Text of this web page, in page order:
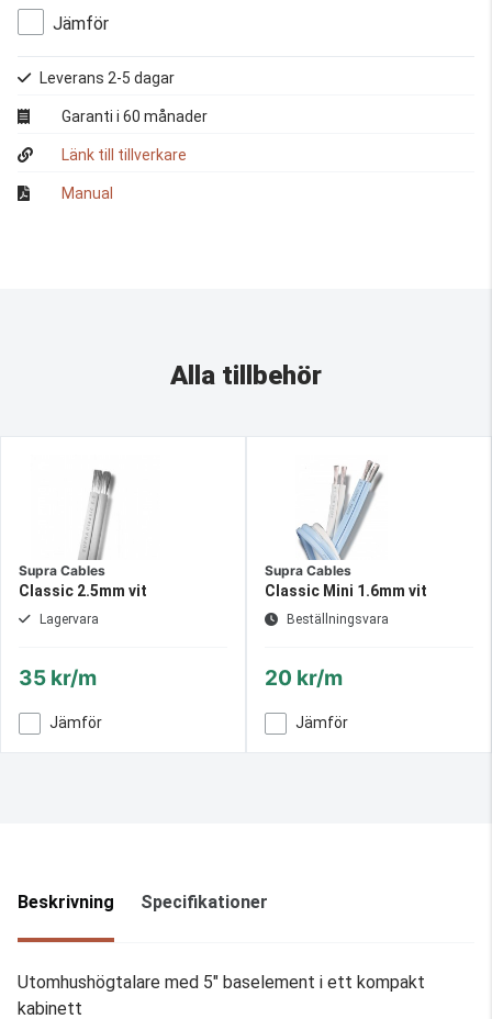
Jämför
Leverans 2-5 dagar
Garanti i 60 månader
Länk till tillverkare
Manual
Alla tillbehör
Supra Cables
Classic 2.5mm vit
Lagervara
35 kr/m
Jämför
Supra Cables
Classic Mini 1.6mm vit
Beställningsvara
20 kr/m
Jämför
Beskrivning Specifikationer
Utomhushögtalare med 5" baselement i ett kompakt
kabinett